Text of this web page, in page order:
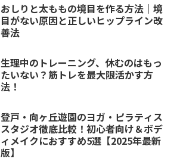
おしりと太ももの境目を作る方法｜境
目がない原因と正しいヒップライン改
善法
生理中のトレーニング、休むのはもっ
たいない？筋トレを最大限活かす方
法！
登戸・向ヶ丘遊園のヨガ・ピラティス
スタジオ徹底比較！初心者向け＆ボデ
ィメイクにおすすめ5選【2025年最新
版】